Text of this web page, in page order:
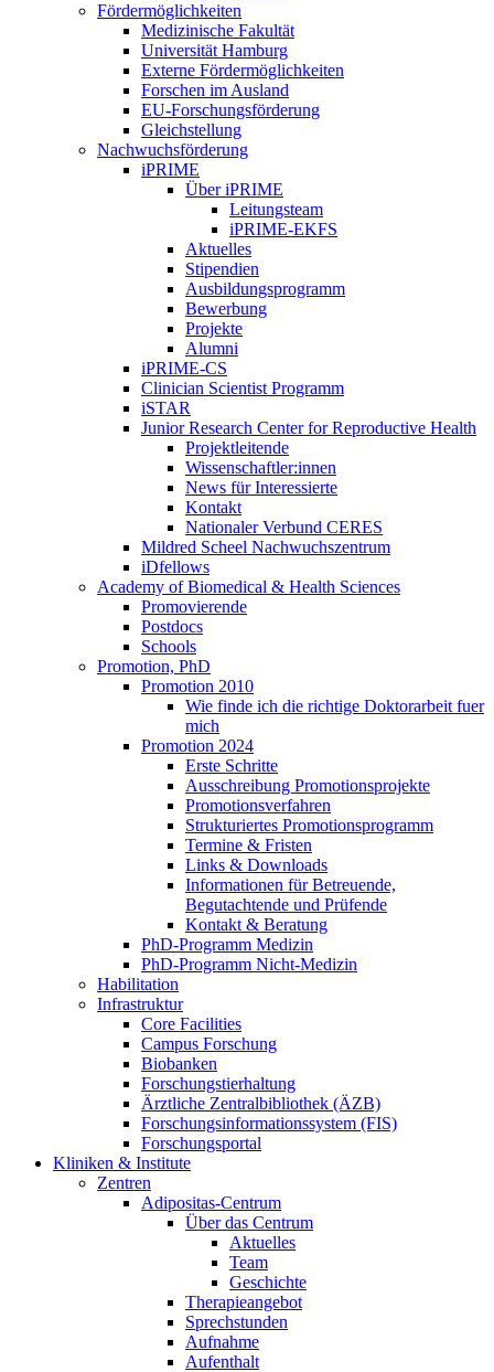
Fördermöglichkeiten
Medizinische Fakultät
Universität Hamburg
Externe Fördermöglichkeiten
Forschen im Ausland
EU-Forschungsförderung
Gleichstellung
Nachwuchsförderung
iPRIME
Über iPRIME
Leitungsteam
iPRIME-EKFS
Aktuelles
Stipendien
Ausbildungsprogramm
Bewerbung
Projekte
Alumni
iPRIME-CS
Clinician Scientist Programm
iSTAR
Junior Research Center for Reproductive Health
Projektleitende
Wissenschaftler:innen
News für Interessierte
Kontakt
Nationaler Verbund CERES
Mildred Scheel Nachwuchszentrum
iDfellows
Academy of Biomedical & Health Sciences
Promovierende
Postdocs
Schools
Promotion, PhD
Promotion 2010
Wie finde ich die richtige Doktorarbeit fuer
mich
Promotion 2024
Erste Schritte
Ausschreibung Promotionsprojekte
Promotionsverfahren
Strukturiertes Promotionsprogramm
Termine & Fristen
Links & Downloads
Informationen für Betreuende,
Begutachtende und Prüfende
Kontakt & Beratung
PhD-Programm Medizin
PhD-Programm Nicht-Medizin
Habilitation
Infrastruktur
Core Facilities
Campus Forschung
Biobanken
Forschungstierhaltung
Ärztliche Zentralbibliothek (ÄZB)
Forschungsinformationssystem (FIS)
Forschungsportal
Kliniken & Institute
Zentren
Adipositas-Centrum
Über das Centrum
Aktuelles
Team
Geschichte
Therapieangebot
Sprechstunden
Aufnahme
Aufenthalt